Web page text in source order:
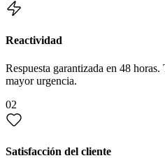
Reactividad
Respuesta garantizada en 48
mayor urgencia.
02
Satisfacción del cliente